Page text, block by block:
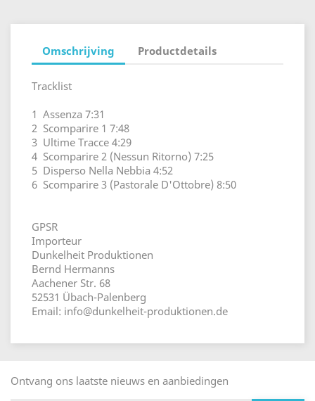
Omschrijving Productdetails
Tracklist
1 Assenza 7:31
2 Scomparire 1 7:48
3 Ultime Tracce 4:29
4 Scomparire 2 (Nessun Ritorno) 7:25
5 Disperso Nella Nebbia 4:52
6 Scomparire 3 (Pastorale D'Ottobre) 8:50
GPSR
Importeur
Dunkelheit Produktionen
Bernd Hermanns
Aachener Str. 68
52531 Übach-Palenberg
Email: info@dunkelheit-produktionen.de
Ontvang ons laatste nieuws en aanbiedingen